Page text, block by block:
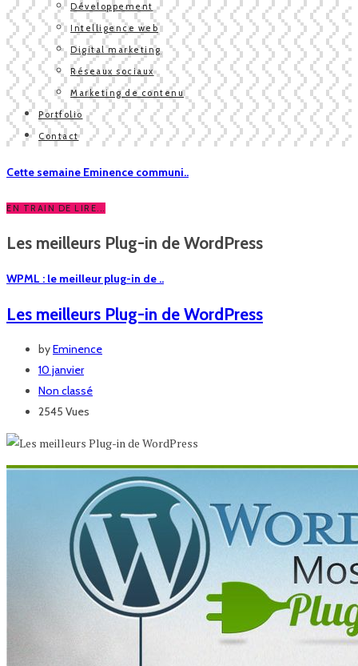
Développement
Intelligence web
Digital marketing
Réseaux sociaux
Marketing de contenu
Portfolio
Contact
Cette semaine Eminence communi..
EN TRAIN DE LIRE...
Les meilleurs Plug-in de WordPress
WPML : le meilleur plug-in de ..
Les meilleurs Plug-in de WordPress
byEminence
10 janvier
Non classé
2545 Vues